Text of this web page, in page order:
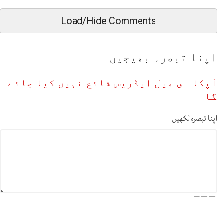
Load/Hide Comments
اپنا تبصرہ بھیجیں
آپکا ای میل ایڈریس شائع نہیں کیا جائے
گا
اپنا تبصرہ لکھیں